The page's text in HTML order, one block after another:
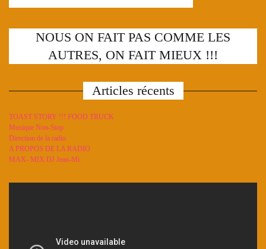
NOUS ON FAIT PAS COMME LES
AUTRES, ON FAIT MIEUX !!!
Articles récents
TOAST STORY !!! FOOD TRUCK
Musique Non-Stop
Direction de la radio
A PROPOS DE LA RADIO
MAX- MIX DJ Jean-Mi